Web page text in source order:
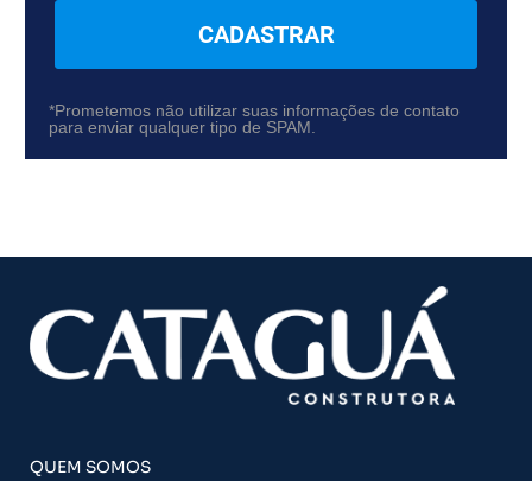
CADASTRAR
*Prometemos não utilizar suas informações de contato
para enviar qualquer tipo de SPAM.
QUEM SOMOS